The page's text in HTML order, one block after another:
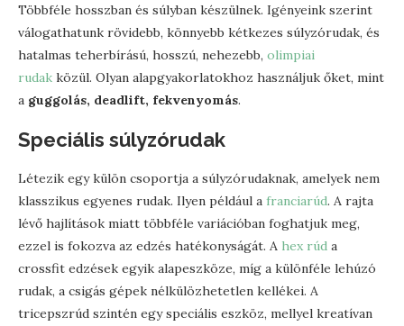
Többféle hosszban és súlyban készülnek. Igényeink szerint
válogathatunk rövidebb, könnyebb kétkezes súlyzórudak, és
hatalmas teherbírású, hosszú, nehezebb, olimpiai
rudak közül. Olyan alapgyakorlatokhoz használjuk őket, mint
a guggolás, deadlift, fekvenyomás.
Speciális súlyzórudak
Létezik egy külön csoportja a súlyzórudaknak, amelyek nem
klasszikus egyenes rudak. Ilyen például a franciarúd. A rajta
lévő hajlítások miatt többféle variációban foghatjuk meg,
ezzel is fokozva az edzés hatékonyságát. A hex rúd a
crossfit edzések egyik alapeszköze, míg a különféle lehúzó
rudak, a csigás gépek nélkülözhetetlen kellékei. A
tricepszrúd szintén egy speciális eszköz, mellyel kreatívan